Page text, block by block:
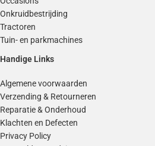
Onkruidbestrijding
Tractoren
Tuin- en parkmachines
Handige Links
Algemene voorwaarden
Verzending & Retourneren
Reparatie & Onderhoud
Klachten en Defecten
Privacy Policy